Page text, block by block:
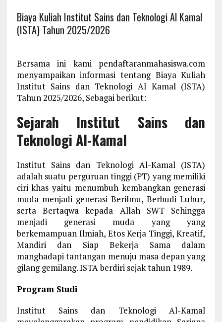
Biaya Kuliah Institut Sains dan Teknologi Al Kamal
(ISTA) Tahun 2025/2026
Bersama ini kami pendaftaranmahasiswa.com
menyampaikan informasi tentang Biaya Kuliah
Institut Sains dan Teknologi Al Kamal (ISTA)
Tahun 2025/2026, Sebagai berikut:
Sejarah Institut Sains dan
Teknologi Al-Kamal
Institut Sains dan Teknologi Al-Kamal (ISTA)
adalah suatu perguruan tinggi (PT) yang memiliki
ciri khas yaitu menumbuh kembangkan generasi
muda menjadi generasi Berilmu, Berbudi Luhur,
serta Bertaqwa kepada Allah SWT Sehingga
menjadi generasi muda yang yang
berkemampuan Ilmiah, Etos Kerja Tinggi, Kreatif,
Mandiri dan Siap Bekerja Sama dalam
manghadapi tantangan menuju masa depan yang
gilang gemilang. ISTA berdiri sejak tahun 1989.
Program Studi
Institut Sains dan Teknologi Al-Kamal